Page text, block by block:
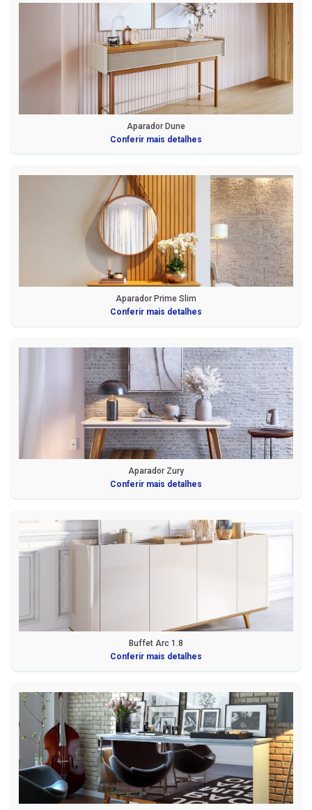
Aparador Dune
Conferir mais detalhes
Aparador Prime Slim
Conferir mais detalhes
Aparador Zury
Conferir mais detalhes
Buffet Arc 1.8
Conferir mais detalhes